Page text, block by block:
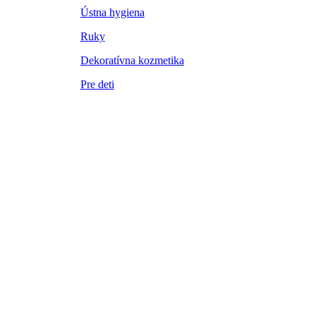
Ústna hygiena
Ruky
Dekoratívna kozmetika
Pre deti